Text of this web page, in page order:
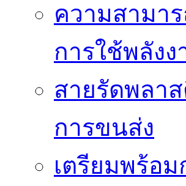
ความสามา
การใช้พลังง
สายรัดพลา
การขนส่ง
เตรียมพร้อ